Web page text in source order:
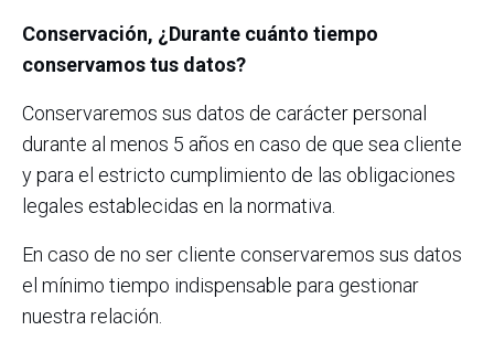
Conservación, ¿Durante cuánto tiempo
conservamos tus datos?
Conservaremos sus datos de carácter personal
durante al menos 5 años en caso de que sea cliente
y para el estricto cumplimiento de las obligaciones
legales establecidas en la normativa.
En caso de no ser cliente conservaremos sus datos
el mínimo tiempo indispensable para gestionar
nuestra relación.